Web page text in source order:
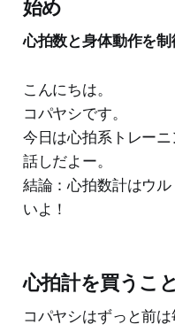
始め
心拍数と身体動作を
こんにちは。
コパヤシです。
今日は心拍系トレー
話しだよー。
結論：心拍数計はウ
いよ！
心拍計を買うこ
コパヤシはずっと前